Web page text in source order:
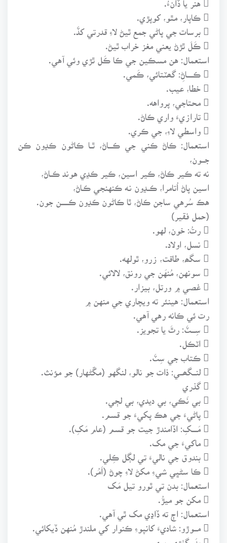
 ڪاپار، مٿو، کوپڙي.
 برسات جي پاڻي جمع ٿيڻ لاءِ قدرتي کڏَ.
 ڪَلَ ٿڙڻ يعني مغز خراب ٿيڻ.
استعمال: هن مسڪين جي ڪا ڪَل ٿڙي وئي آهي.
 ڪــــــاڻِ: گھٽتائي، ڪَمي.
 خطا، عيب.
 محتاجي، پرواهه.
 تارازيءَ واري ڪاڻ.
 واسطي لاءِ، جي ڪري.
استعمال: ڪاڻ ڪني جي ڪــــاڻ، ٿــا ڪاڻون ڪڍون ڪن
نه ته ڪير ڪاڻ، ڪير اسين، ڪير ڪڍي هوند ڪــاڻ،
اسين پاڻ اُتامرا، ڪــڍون نـه ڪنهنجي ڪـاڻ،
هڪ سُرهي ساجن ڪاڻ، ٿا ڪاڻون ڪڍون ڪـــــــن جون.
(حمل فقير)
 رتُ: خون، لهو.
 نسل، اولاد.
 سگھ، طاقت، زرو، ٿولهه.
 سونهن، مُنهَن جي رونق، لالائي.
 غصي ۾ ورتل، بيزار.
استعمال: هينئر ته ويچاري جي منهن ۾
رت ئي ڪانه رهي آهي.
 سِــــٽَ: رٿَ يا تجويز.
 اٽڪل.
 ڪتاب جي سِٽَ.
 لنـــگھـــي: ذات جو نالو، لنگهو (مڱڻهار) جو مؤنث.
 گذري
 بي نَڪي، بي ديدي، بي لڄي.
 پاڻيءَ جي هڪ پکيءَ جو قسم.
 مَـــــکِ: اڏامندڙ جيت جو قسم (عام مَکِ).
 ماکيءَ جي مک.
 بندوق جي ناليءَ تي لڳل ڪِلي.
 ڪا سڻڀي شيءِ مکڻ لاءِ چوڻ (اَمُر).
استعمال: بدن تي ٿورو تيل مَک
 مکن جو ميڙُ.
استعمال: اڄ ته ڏاڍي مک ٿي آهي.
 مـــوڙو: شاديءَ کانپوءِ ڪنوار کي ملندڙ مُنهن ڏيکائي.
 بڊَ، ڳٺڙي، ڀرِي.